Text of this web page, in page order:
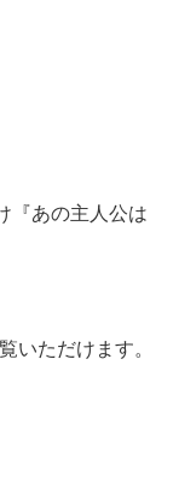
『あの主人公は
いただけます。